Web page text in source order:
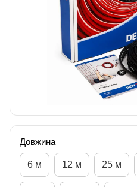
Довжина
6 м 12 м 25 м